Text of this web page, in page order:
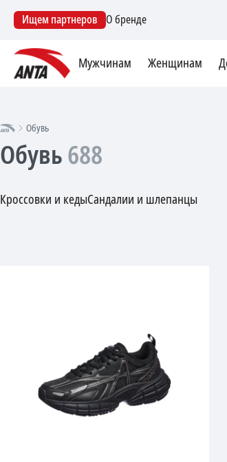
Ищем партнеров О бренде
Мужчинам Женщинам
Обувь
Обувь688
Кроссовки и кедыСандалии и шлепанцы